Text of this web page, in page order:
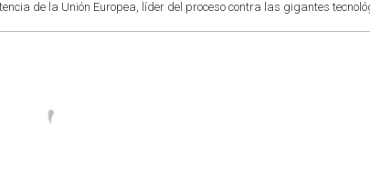
de la Unión Europea, líder del proceso contra las gigantes